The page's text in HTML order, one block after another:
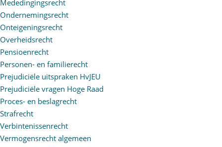
Mededingingsrecht
Ondernemingsrecht
Onteigeningsrecht
Overheidsrecht
Pensioenrecht
Personen- en familierecht
Prejudiciële uitspraken HvJEU
Prejudiciële vragen Hoge Raad
Proces- en beslagrecht
Strafrecht
Verbintenissenrecht
Vermogensrecht algemeen